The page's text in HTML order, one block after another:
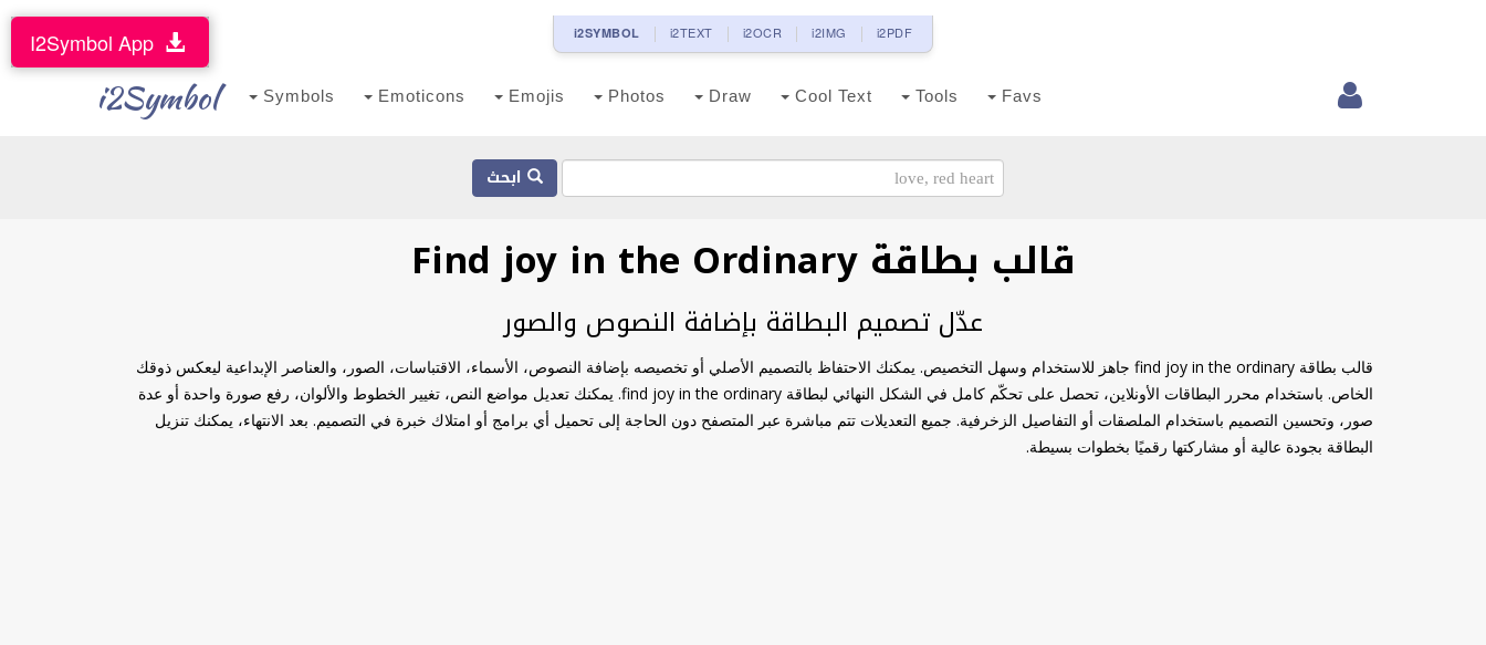
i2PDF
i2IMG
i2OCR
i2TEXT
i2SYMBOL
i2Symbol Symbols Emoticons Emojis Photos Draw Cool Text Tools Favs
ابحث
قالب بطاقة Find joy in the Ordinary
عدّل تصميم البطاقة بإضافة النصوص والصور
قالب بطاقة find joy in the ordinary جاهز للاستخدام وسهل التخصيص. يمكنك الاحتفاظ بالتصميم الأصلي أو تخصيصه بإضافة النصوص، الأسماء، الاقتباسات، الصور، والعناصر الإبداعية ليعكس ذوقك
الخاص. باستخدام محرر البطاقات الأونلاين، تحصل على تحكّم كامل في الشكل النهائي لبطاقة find joy in the ordinary. يمكنك تعديل مواضع النص، تغيير الخطوط والألوان، رفع صورة واحدة أو عدة
صور، وتحسين التصميم باستخدام الملصقات أو التفاصيل الزخرفية. جميع التعديلات تتم مباشرة عبر المتصفح دون الحاجة إلى تحميل أي برامج أو امتلاك خبرة في التصميم. بعد الانتهاء، يمكنك تنزيل
البطاقة بجودة عالية أو مشاركتها رقميًا بخطوات بسيطة.